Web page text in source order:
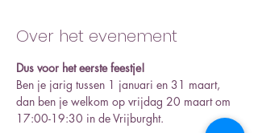
Over het evenement
Dus voor het eerste feestje!
Ben je jarig tussen 1 januari en 31 maart,
dan ben je welkom op vrijdag 20 maart om
17:00-19:30 in de Vrijburght.